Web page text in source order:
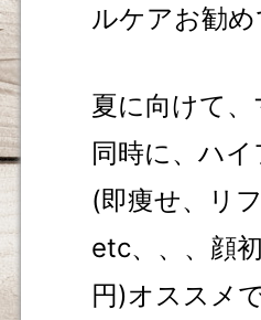
ルケアお勧
夏に向けて、
同時に、ハ
(即痩せ、リ
etc、、、顔
円)オススメ